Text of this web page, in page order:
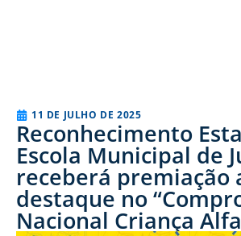
11 DE JULHO DE 2025
Reconhecimento
Escola Municipal de
receberá premiação
destaque no
Nacional Criança